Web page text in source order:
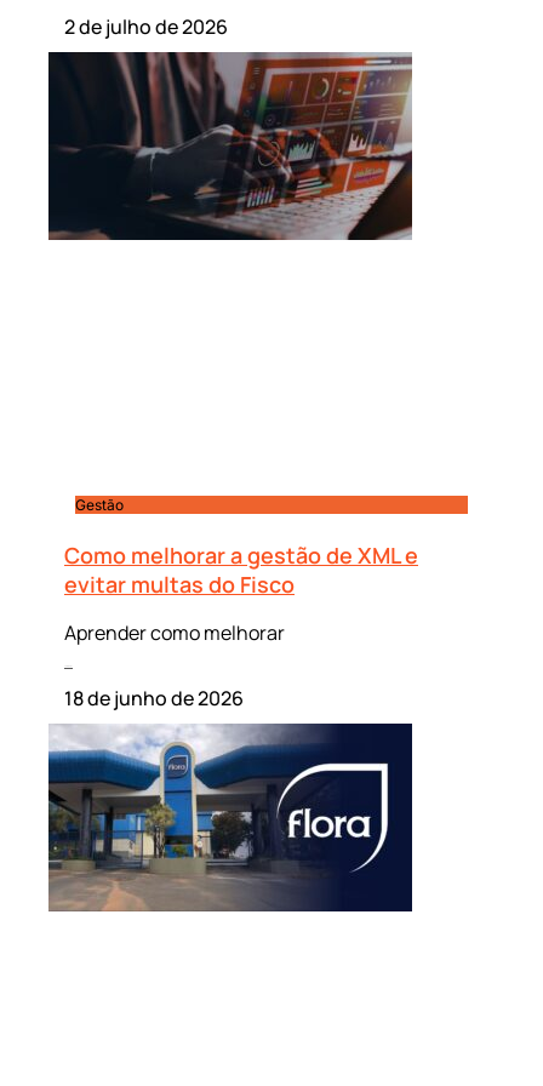
2 de julho de 2026
Gestão
Como melhorar a gestão de XML e
evitar multas do Fisco
Aprender como melhorar
18 de junho de 2026